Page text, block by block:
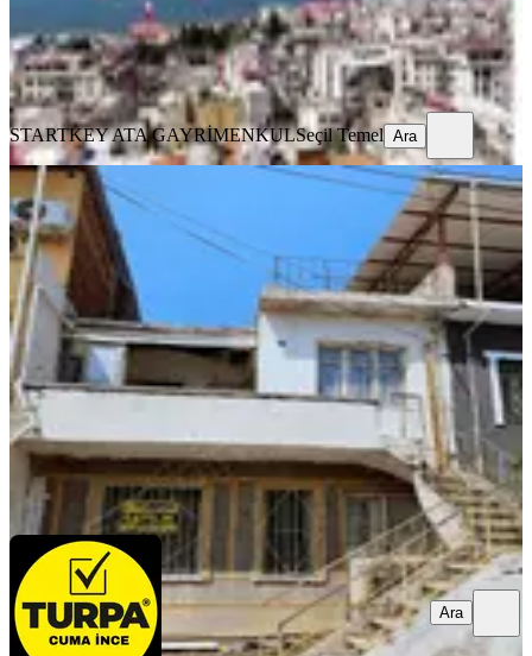
STARTKEY ATA GAYRİMENKULSeçil Temel
Ara
STARTKEY ATA GAYRİMENKULSeçil Temel Ara
YOLA YAKIN
Konak Mersinli'de 119 M2 Arsa
Konak, Mersinli Mahallesi
Doğalgaz, Kanalizasyon +2·
43.697/m²
·
5.200.000 ₺
TURPA CUMA İNCECuma İNCE
Ara
Ara